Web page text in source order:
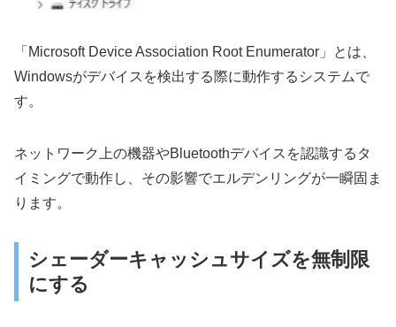
「Microsoft Device Association Root Enumerator」とは、
Windowsがデバイスを検出する際に動作するシステムで
す。
ネットワーク上の機器やBluetoothデバイスを認識するタ
イミングで動作し、その影響でエルデンリングが一瞬固ま
ります。
シェーダーキャッシュサイズを無制限
にする